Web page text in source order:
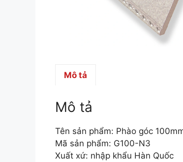
Mô tả
Mô tả
Tên sản phẩm: Phào góc
Mã sản phẩm: G100-N3
Xuất xứ: nhập khẩu Hàn Quốc